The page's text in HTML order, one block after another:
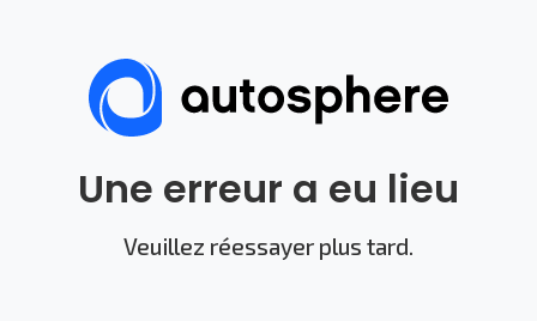
Une erreur a eu lieu
Veuillez réessayer plus tard.